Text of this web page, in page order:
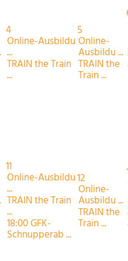
4
Online-Ausbildu
...
TRAIN the Train
...
5
Online-
Ausbildu ...
TRAIN the
Train ...
11
Online-Ausbildu
...
TRAIN the Train
...
18:00 GFK-
Schnupperab ...
12
Online-
Ausbildu ...
TRAIN the
Train ...